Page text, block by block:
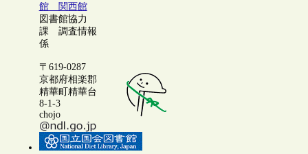
館 関西館
図書館協力
課 調査情報
係
〒619-0287
京都府相楽郡
精華町精華台
8-1-3
chojo